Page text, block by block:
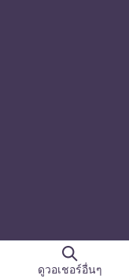
ดูวอเชอร์อื่นๆ